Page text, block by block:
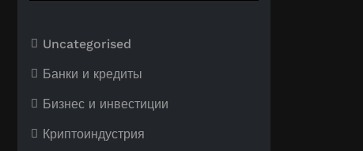
Uncategorised
Банки и кредиты
Бизнес и инвестиции
Криптоиндустрия